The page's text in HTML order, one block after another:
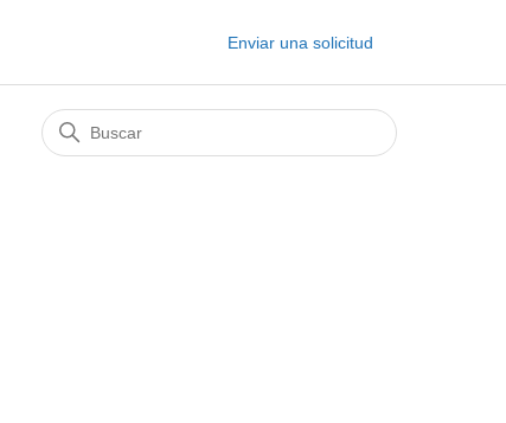
Enviar una solicitud